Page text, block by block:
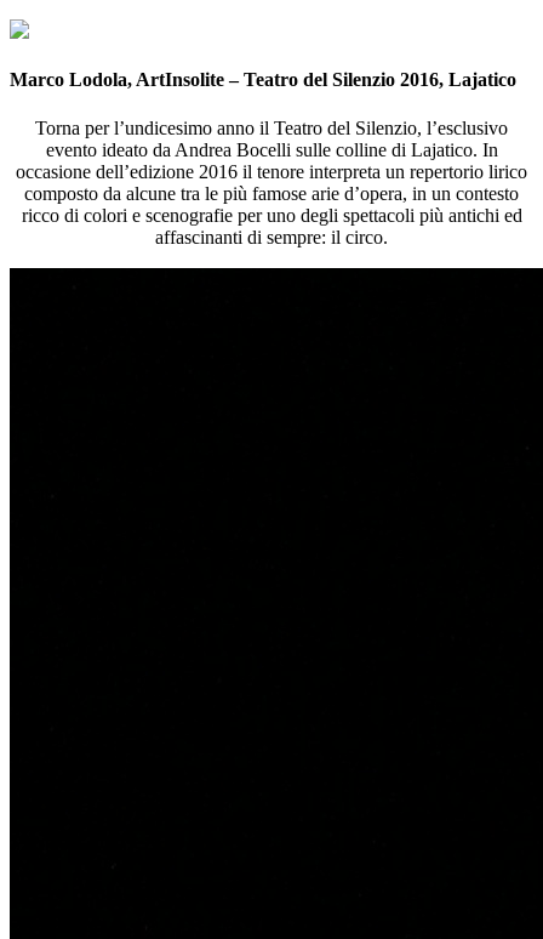
Marco Lodola, ArtInsolite – Teatro del Silenzio 2016, Lajatico
Torna per l’undicesimo anno il Teatro del Silenzio, l’esclusivo
evento ideato da Andrea Bocelli sulle colline di Lajatico. In
occasione dell’edizione 2016 il tenore interpreta un repertorio lirico
composto da alcune tra le più famose arie d’opera, in un contesto
ricco di colori e scenografie per uno degli spettacoli più antichi ed
affascinanti di sempre: il circo.